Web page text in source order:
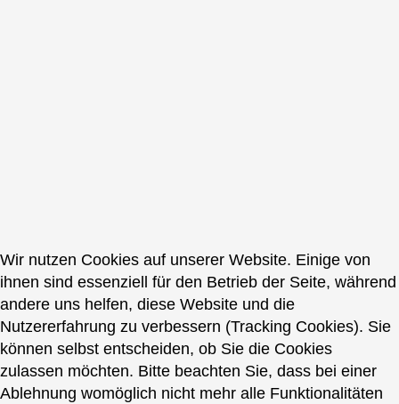
Wir nutzen Cookies auf unserer Website. Einige von
ihnen sind essenziell für den Betrieb der Seite, während
andere uns helfen, diese Website und die
Nutzererfahrung zu verbessern (Tracking Cookies). Sie
können selbst entscheiden, ob Sie die Cookies
zulassen möchten. Bitte beachten Sie, dass bei einer
Ablehnung womöglich nicht mehr alle Funktionalitäten